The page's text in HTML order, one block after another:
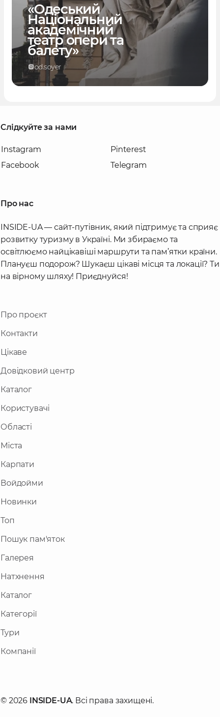
«Одеський
Національний
академічний
театр опери та
балету»
od.soyer
Слідкуйте за нами
Instagram
Facebook
Pinterest
Telegram
Про нас
INSIDE-UA — сайт-путівник, який підтримує та сприяє
розвитку туризму в Україні. Ми збираємо та
освітлюємо найцікавіші маршрути та пам’ятки країни.
Плануєш подорож? Шукаєш цікаві місця та локації? Ти
на вірному шляху! Приєднуйся!
Про проєкт
Контакти
Цікаве
Довідковий центр
Каталог
Користувачі
Області
Міста
Карпати
Войдойми
Новинки
Топ
Пошук пам'яток
Галерея
Натхнення
Каталог
Категорії
Тури
Компанії
© 2026 INSIDE-UA. Всі права захищені.